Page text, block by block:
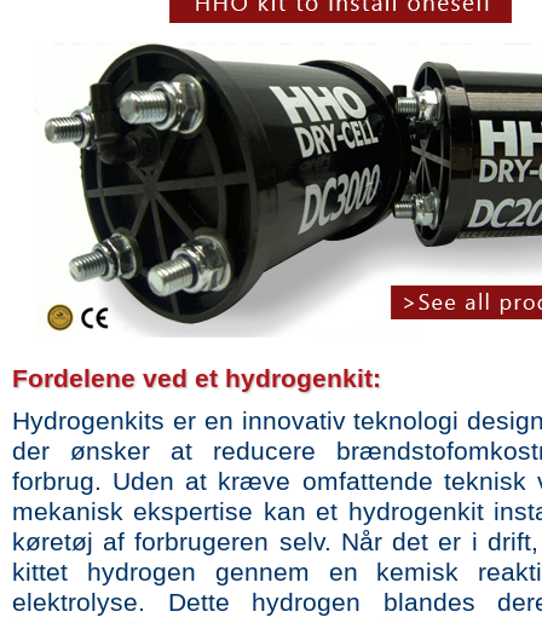
Fordelene ved et hydrogenkit:
Hydrogenkits er en innovativ teknologi
der ønsker at reducere
forbrug. Uden at kræve omfattende teknisk
mekanisk ekspertise kan et hydrogenkit
køretøj af forbrugeren selv. Når det er i
kittet hydrogen gennem en kemisk
elektrolyse. Dette hydrogen blandes